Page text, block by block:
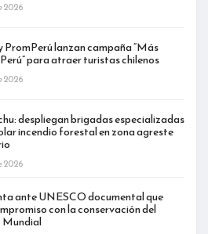
2026
PromPerú lanzan campaña “Más
para atraer turistas chilenos
2026
despliegan brigadas especializadas
incendio forestal en zona agreste
2026
ante UNESCO documental que
con la conservación del